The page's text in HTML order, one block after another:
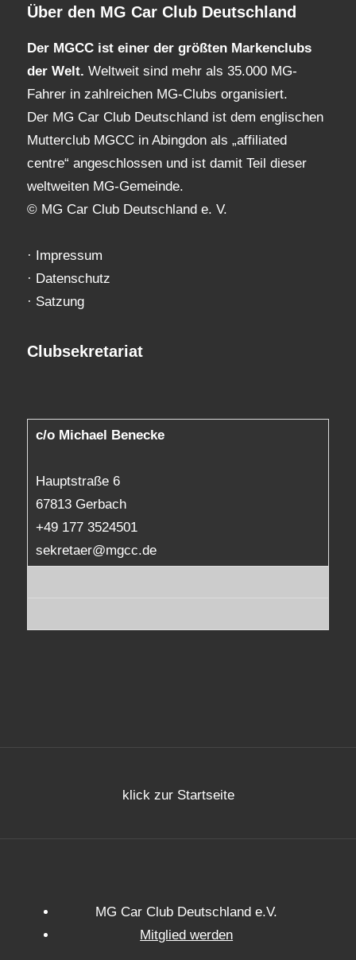
Über den MG Car Club Deutschland
Der MGCC ist einer der größten Markenclubs
der Welt. Weltweit sind mehr als 35.000 MG-
Fahrer in zahlreichen MG-Clubs organisiert.
Der MG Car Club Deutschland ist dem englischen
Mutterclub MGCC in Abingdon als „affiliated
centre“ angeschlossen und ist damit Teil dieser
weltweiten MG-Gemeinde.
© MG Car Club Deutschland e. V.
· Impressum
· Datenschutz
· Satzung
Clubsekretariat
c/o Michael Benecke
Hauptstraße 6
67813 Gerbach
+49 177 3524501
sekretaer@mgcc.de
klick zur Startseite
MG Car Club Deutschland e.V.
Mitglied werden